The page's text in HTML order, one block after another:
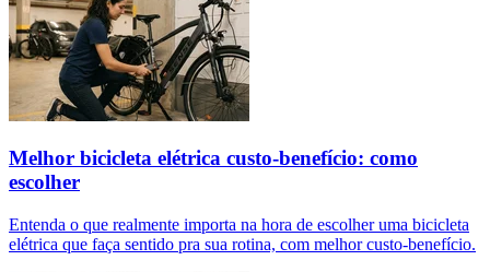
Melhor bicicleta elétrica custo-benefício: como
escolher
Entenda o que realmente importa na hora de escolher uma bicicleta
elétrica que faça sentido pra sua rotina, com melhor custo-benefício.